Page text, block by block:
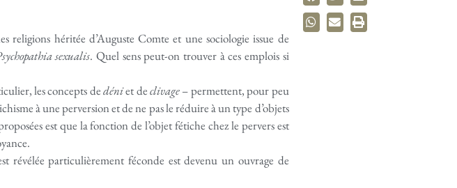
héritée d’Auguste Comte et une sociologie issue de
sexualis. Quel sens peut-on trouver à ces emplois si
les concepts dedéniet declivage– permettent, pour peu
à une perversion et de ne pas le réduire à un type d’objets
est que la fonction de l’objet fétiche chez le pervers est
révélée particulièrement féconde est devenu un ouvrage de